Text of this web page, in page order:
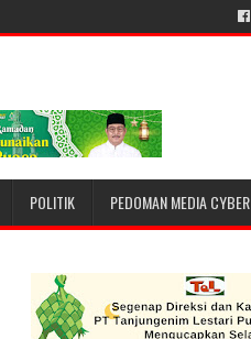
POLITIK PEDOMAN MEDIA CYBER